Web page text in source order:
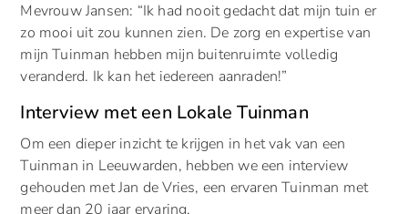
Mevrouw Jansen: “Ik had nooit gedacht dat mijn tuin er
zo mooi uit zou kunnen zien. De zorg en expertise van
mijn Tuinman hebben mijn buitenruimte volledig
veranderd. Ik kan het iedereen aanraden!”
Interview met een Lokale Tuinman
Om een dieper inzicht te krijgen in het vak van een
Tuinman in Leeuwarden, hebben we een interview
gehouden met Jan de Vries, een ervaren Tuinman met
meer dan 20 jaar ervaring.